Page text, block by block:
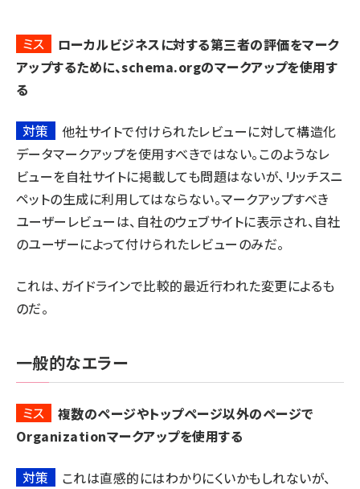
ミス
ローカルビジネスに対する第三者の評価をマーク
アップするために、schema.orgのマークアップを使用す
る
対策
他社サイトで付けられたレビューに対して構造化
データマークアップを使用すべきではない。このようなレ
ビューを自社サイトに掲載しても問題はないが、リッチスニ
ペットの生成に利用してはならない。マークアップすべき
ユーザーレビューは、自社のウェブサイトに表示され、自社
のユーザーによって付けられたレビューのみだ。
これは、ガイドラインで比較的最近行われた変更によるも
のだ。
一般的なエラー
ミス
複数のページやトップページ以外のページで
Organizationマークアップを使用する
対策
これは直感的にはわかりにくいかもしれないが、